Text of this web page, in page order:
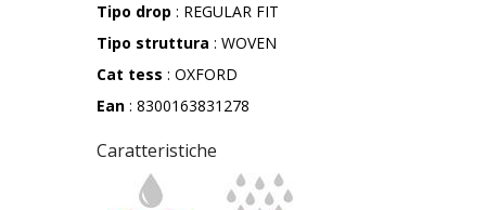
Tipo drop : REGULAR FIT
Tipo struttura : WOVEN
Cat tess : OXFORD
Ean : 8300163831278
Caratteristiche